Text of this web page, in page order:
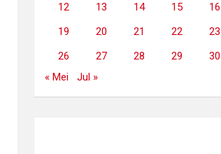
12
13 14 15 16
19
20 21 22 23
26
27 28 29
30
« Mei
Jul »